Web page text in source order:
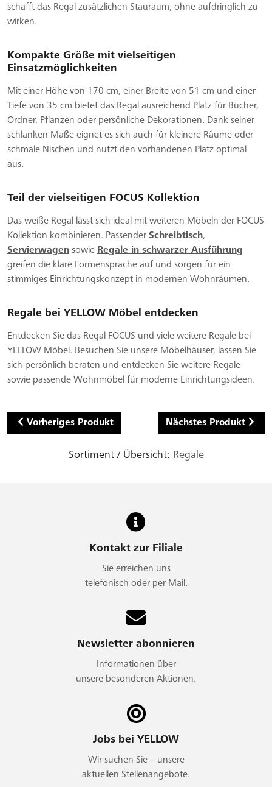
schafft das Regal zusätzlichen Stauraum, ohne aufdringlich zu
wirken.
Kompakte Größe mit vielseitigen
Einsatzmöglichkeiten
Mit einer Höhe von 170 cm, einer Breite von 51 cm und einer
Tiefe von 35 cm bietet das Regal ausreichend Platz für Bücher,
Ordner, Pflanzen oder persönliche Dekorationen. Dank seiner
schlanken Maße eignet es sich auch für kleinere Räume oder
schmale Nischen und nutzt den vorhandenen Platz optimal
aus.
Teil der vielseitigen FOCUS Kollektion
Das weiße Regal lässt sich ideal mit weiteren Möbeln der FOCUS
Kollektion kombinieren. Passender Schreibtisch,
Servierwagen sowie Regale in schwarzer Ausführung
greifen die klare Formensprache auf und sorgen für ein
stimmiges Einrichtungskonzept in modernen Wohnräumen.
Regale bei YELLOW Möbel entdecken
Entdecken Sie das Regal FOCUS und viele weitere Regale bei
YELLOW Möbel. Besuchen Sie unsere Möbelhäuser, lassen Sie
sich persönlich beraten und entdecken Sie weitere Regale
sowie passende Wohnmöbel für moderne Einrichtungsideen.
Vorheriges Produkt Nächstes Produkt
Sortiment / Übersicht: Regale
Kontakt zur Filiale
Sie erreichen uns
telefonisch oder per Mail.
Newsletter abonnieren
Informationen über
unsere besonderen Aktionen.
Jobs bei YELLOW
Wir suchen Sie – unsere
aktuellen Stellenangebote.